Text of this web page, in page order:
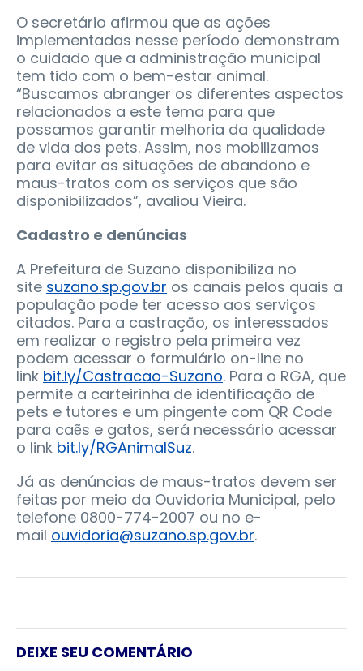
O secretário afirmou que as ações
implementadas nesse período demonstram
o cuidado que a administração municipal
tem tido com o bem-estar animal.
“Buscamos abranger os diferentes aspectos
relacionados a este tema para que
possamos garantir melhoria da qualidade
de vida dos pets. Assim, nos mobilizamos
para evitar as situações de abandono e
maus-tratos com os serviços que são
disponibilizados”, avaliou Vieira.
Cadastro e denúncias
A Prefeitura de Suzano disponibiliza no
site suzano.sp.gov.br os canais pelos quais a
população pode ter acesso aos serviços
citados. Para a castração, os interessados
em realizar o registro pela primeira vez
podem acessar o formulário on-line no
link bit.ly/Castracao-Suzano. Para o RGA, que
permite a carteirinha de identificação de
pets e tutores e um pingente com QR Code
para caẽs e gatos, será necessário acessar
o link bit.ly/RGAnimalSuz.
Já as denúncias de maus-tratos devem ser
feitas por meio da Ouvidoria Municipal, pelo
telefone 0800-774-2007 ou no e-
mail ouvidoria@suzano.sp.gov.br.
DEIXE SEU COMENTÁRIO